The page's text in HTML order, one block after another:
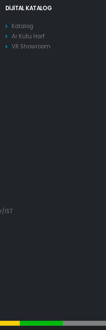
DIJITAL KATALOG
Katalog
Ar Kutu Harf
VR Showroom
İST